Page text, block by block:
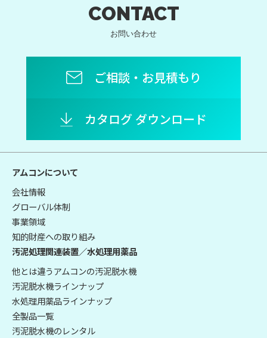
CONTACT
お問い合わせ
ご相談・お見積もり
カタログ ダウンロード
アムコンについて
会社情報
グローバル体制
事業領域
知的財産への取り組み
汚泥処理関連装置／水処理用薬品
他とは違うアムコンの汚泥脱水機
汚泥脱水機ラインナップ
水処理用薬品ラインナップ
全製品一覧
汚泥脱水機のレンタル